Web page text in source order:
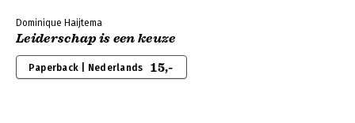
Dominique Haijtema
Leiderschap is een keuze
Paperback | Nederlands 15,-